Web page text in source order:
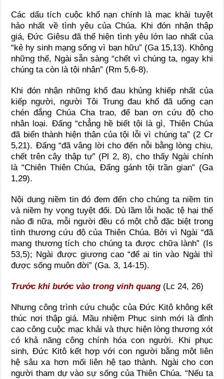
Các dấu tích cuộc khổ nạn chính là mạc khải tuyệt
hảo nhất về tình yêu của Chúa. Khi đón nhận thập
giá, Đức Giêsu đã thể hiện tình yêu lớn lao nhất của
“kẻ hy sinh mạng sống vì bạn hữu” (Ga 15,13). Không
những thế, Ngài sẵn sàng “chết vì chúng ta, ngay khi
chúng ta còn là tội nhân” (Rm 5,6-8).
Khi đón nhận những khổ đau khủng khiếp nhất của
kiếp người, người Tôi Trung đau khổ đã uống cạn
chén đắng Chúa Cha trao, để ban ơn cứu độ cho
nhân loại. Đấng “chẳng hề biết tội là gì, Thiên Chúa
đã biến thành hiện thân của tội lỗi vì chúng ta” (2 Cr
5,21). Đấng “đã vâng lời cho đến nỗi bằng lòng chịu,
chết trên cây thập tự” (Pl 2, 8), cho thấy Ngài chính
là “Chiên Thiên Chúa, Đấng gánh tội trần gian” (Ga
1,29).
Nội dung niềm tin đó đem đến cho chúng ta niềm tin
và niềm hy vọng tuyệt đối. Dù lầm lỗi hoặc tệ hại thế
nào đi nữa, mỗi người đều có một chỗ đặc biệt trong
tình thương cứu độ của Thiên Chúa. Bởi vì Ngài “đã
mang thương tích cho chúng ta được chữa lành” (Is
53,5); Ngài được giương cao “để ai tin vào Ngài thì
được sống muôn đời” (Ga. 3, 14-15).
Trước khi bước vào trong vinh quang (Lc 24, 26)
Nhưng công trình cứu chuộc của Đức Kitô không kết
thúc nơi thập giá. Mầu nhiệm Phục sinh mới là đỉnh
cao công cuộc mạc khải và thực hiện lòng thương xót
có khả năng công chính hóa con người. Khi phục
sinh, Đức Kitô kết hợp với con người bằng một liên
hệ sâu xa hơn mối liên hệ tạo thành. Ngài cho con
người tham dự vào sự sống của Thiên Chúa. “Nếu ta